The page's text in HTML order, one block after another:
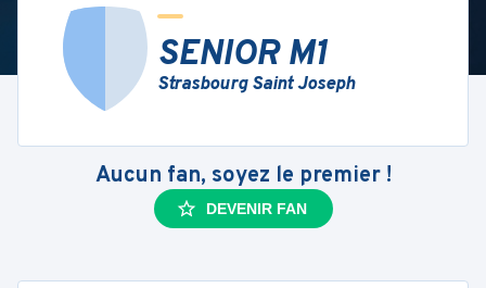
SENIOR M1
Strasbourg Saint Joseph
Aucun fan, soyez le premier !
DEVENIR FAN